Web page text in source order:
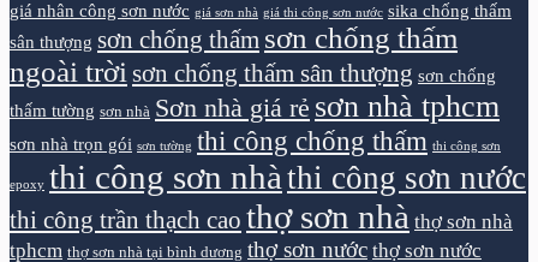
giá nhân công sơn nước giá sơn nhà giá thi công sơn nước sika chống thấm
sân thượng sơn chống thấm sơn chống thấm
ngoài trời sơn chống thấm sân thượng sơn chống
thấm tường sơn nhà Sơn nhà giá rẻ sơn nhà tphcm
sơn nhà trọn gói sơn tường thi công chống thấm thi công sơn
epoxy thi công sơn nhà thi công sơn nước
thi công trần thạch cao thợ sơn nhà thợ sơn nhà
tphcm thợ sơn nhà tại bình dương thợ sơn nước thợ sơn nước